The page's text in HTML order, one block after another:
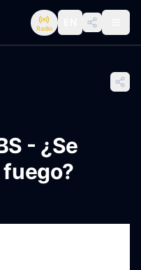
Radio
- ¿Se